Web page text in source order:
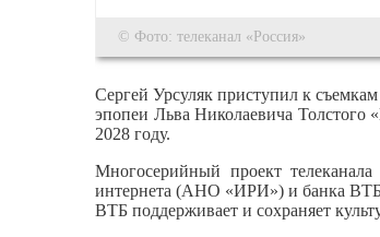
© Фото: телеканал «Россия»
Сергей Урсуляк приступил к
эпопеи Льва Николаевича Толстого
2028 году.
Многосерийный проект
интернета (АНО «ИРИ») и банка
ВТБ поддерживает и сохраняет